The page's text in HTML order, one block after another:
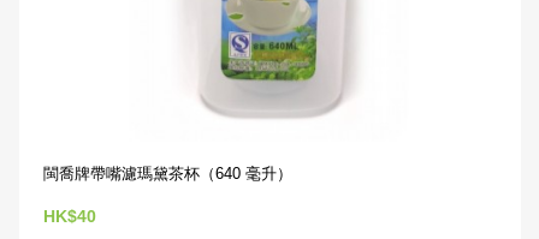
閩喬牌帶嘴濾瑪黛茶杯（640 毫升）
HK$40